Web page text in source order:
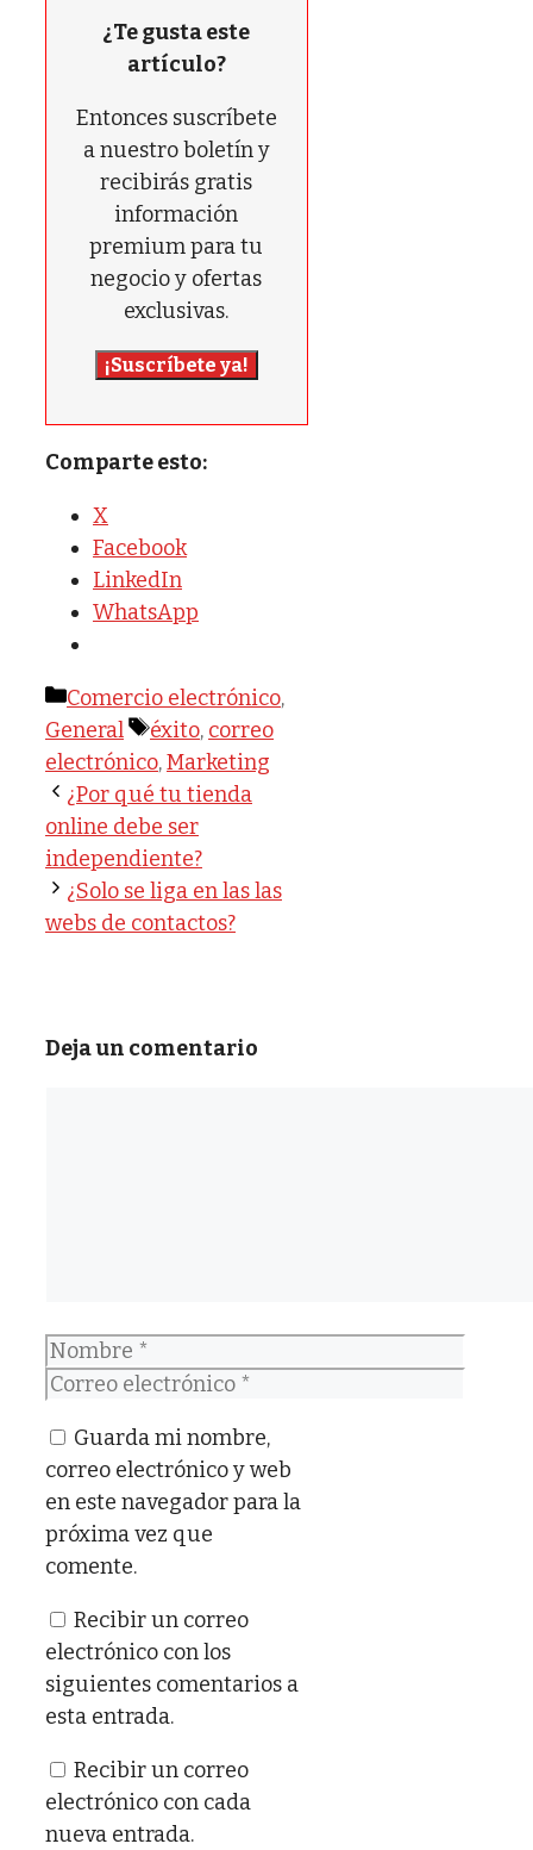
¿Te gusta este
artículo?
Entonces suscríbete
a nuestro boletín y
recibirás gratis
información
premium para tu
negocio y ofertas
exclusivas.
¡Suscríbete ya!
Comparte esto:
X
Facebook
LinkedIn
WhatsApp
Categorías
Comercio electrónico,
General
Etiquetas
éxito, correo
electrónico,Marketing
¿Por qué tu tienda
online debe ser
independiente?
¿Solo se liga en las las
webs de contactos?
Deja un comentario
Nombre
Correo
Guarda mi nombre,
correo electrónico y web
en este navegador para la
próxima vez que
comente.
Recibir un correo
electrónico con los
siguientes comentarios a
esta entrada.
Recibir un correo
electrónico con cada
nueva entrada.